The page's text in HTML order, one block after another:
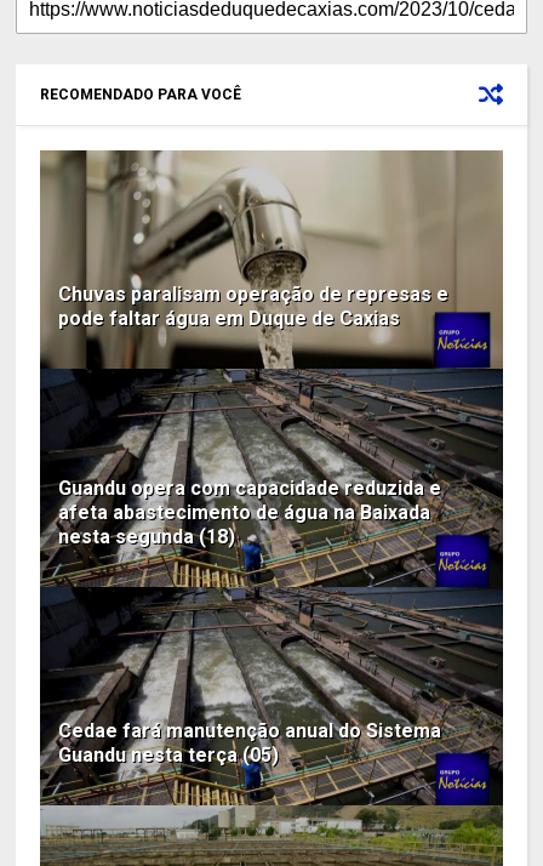
RECOMENDADO PARA VOCÊ
Chuvas paralisam operação de represas e
pode faltar água em Duque de Caxias
Guandu opera com capacidade reduzida e
afeta abastecimento de água na Baixada
nesta segunda (18)
Cedae fará manutenção anual do Sistema
Guandu nesta terça (05)